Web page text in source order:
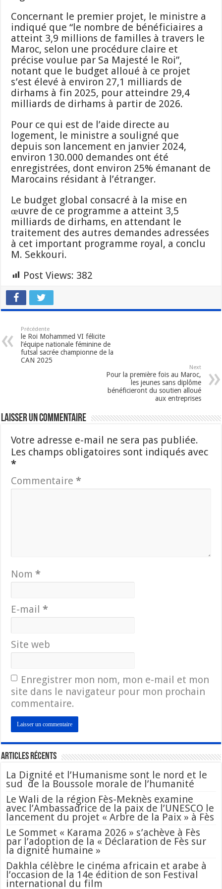
Concernant le premier projet, le ministre a
indiqué que “le nombre de bénéficiaires a
atteint 3,9 millions de familles à travers le
Maroc, selon une procédure claire et
précise voulue par Sa Majesté le Roi”,
notant que le budget alloué à ce projet
s’est élevé à environ 27,1 milliards de
dirhams à fin 2025, pour atteindre 29,4
milliards de dirhams à partir de 2026.
Pour ce qui est de l’aide directe au
logement, le ministre a souligné que
depuis son lancement en janvier 2024,
environ 130.000 demandes ont été
enregistrées, dont environ 25% émanant de
Marocains résidant à l’étranger.
Le budget global consacré à la mise en
œuvre de ce programme a atteint 3,5
milliards de dirhams, en attendant le
traitement des autres demandes adressées
à cet important programme royal, a conclu
M. Sekkouri.
Post Views: 382
Précédente
le Roi Mohammed VI félicite
l’équipe nationale féminine de
futsal sacrée championne de la
CAN 2025
Next
Pour la première fois au Maroc,
les jeunes sans diplôme
bénéficieront du soutien alloué
aux entreprises
Laisser un commentaire
Votre adresse e-mail ne sera pas publiée.
Les champs obligatoires sont indiqués avec
*
Commentaire*
Nom*
E-mail*
Site web
Enregistrer mon nom, mon e-mail et mon
site dans le navigateur pour mon prochain
commentaire.
Articles Récents
La Dignité et l’Humanisme sont le nord et le
sud de la Boussole morale de l’humanité
Le Wali de la région Fès-Meknès examine
avec l’Ambassadrice de la paix de l’UNESCO le
lancement du projet « Arbre de la Paix » à Fès
Le Sommet « Karama 2026 » s’achève à Fès
par l’adoption de la « Déclaration de Fès sur
la dignité humaine »
Dakhla célèbre le cinéma africain et arabe à
l’occasion de la 14e édition de son Festival
international du film